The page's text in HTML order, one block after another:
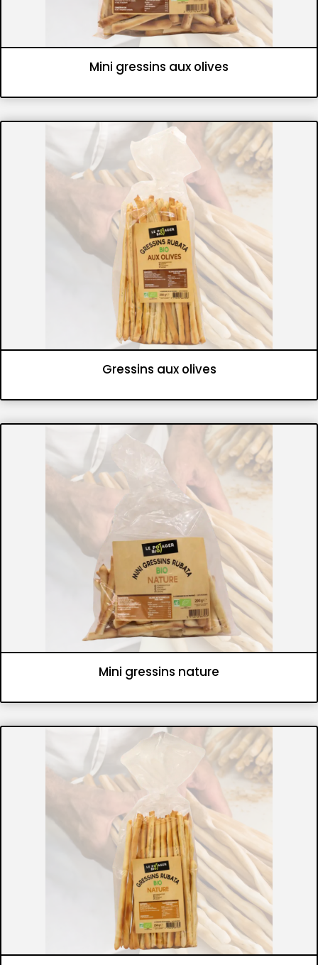
Mini gressins aux olives
Gressins et flûtes croustillantes Panifications
Gressins aux olives
Gressins et flûtes croustillantes Panifications
Mini gressins nature
Gressins et flûtes croustillantes Panifications